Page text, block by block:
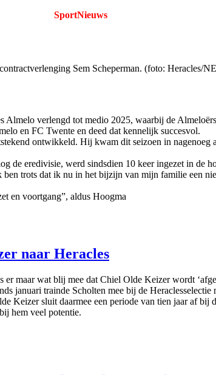
SportNieuws
Sem Scheperman. (foto: Heracles/
verlengd tot medio 2025, waarbij de
en FC Twente en deed dat kennelijk succesvol.
ontwikkeld. Hij kwam dit seizoen in
de eredivisie, werd sindsdien 10 keer ingezet in de
trots dat ik nu in het bijzijn van mijn familie een
en voortgang”, aldus Hoogma
naar Heracles
maar wat blij mee dat Chiel Olde Keizer wordt
januari trainde Scholten mee bij de
Keizer sluit daarmee een periode van tien jaar af
hem veel potentie.